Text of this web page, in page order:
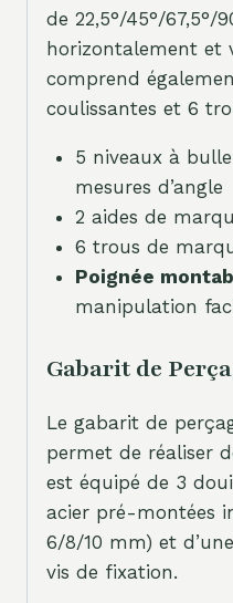
de 22,5°/45°/67,5°/
horizontalement et
comprend
coulissantes et 6
5 niveaux à
mesures d’angle
2 aides de
6 trous de
Poignée
manipulation
Gabarit de
Le gabarit de
permet de réaliser
est équipé de 3
acier pré-montées
6/8/10 mm) et
vis de fixation.